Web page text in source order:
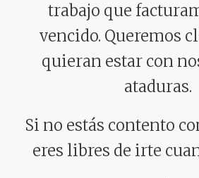
trabajo que
vencido. Queremos
quieran estar con
ataduras.
Si no estás contento
eres libres de irte